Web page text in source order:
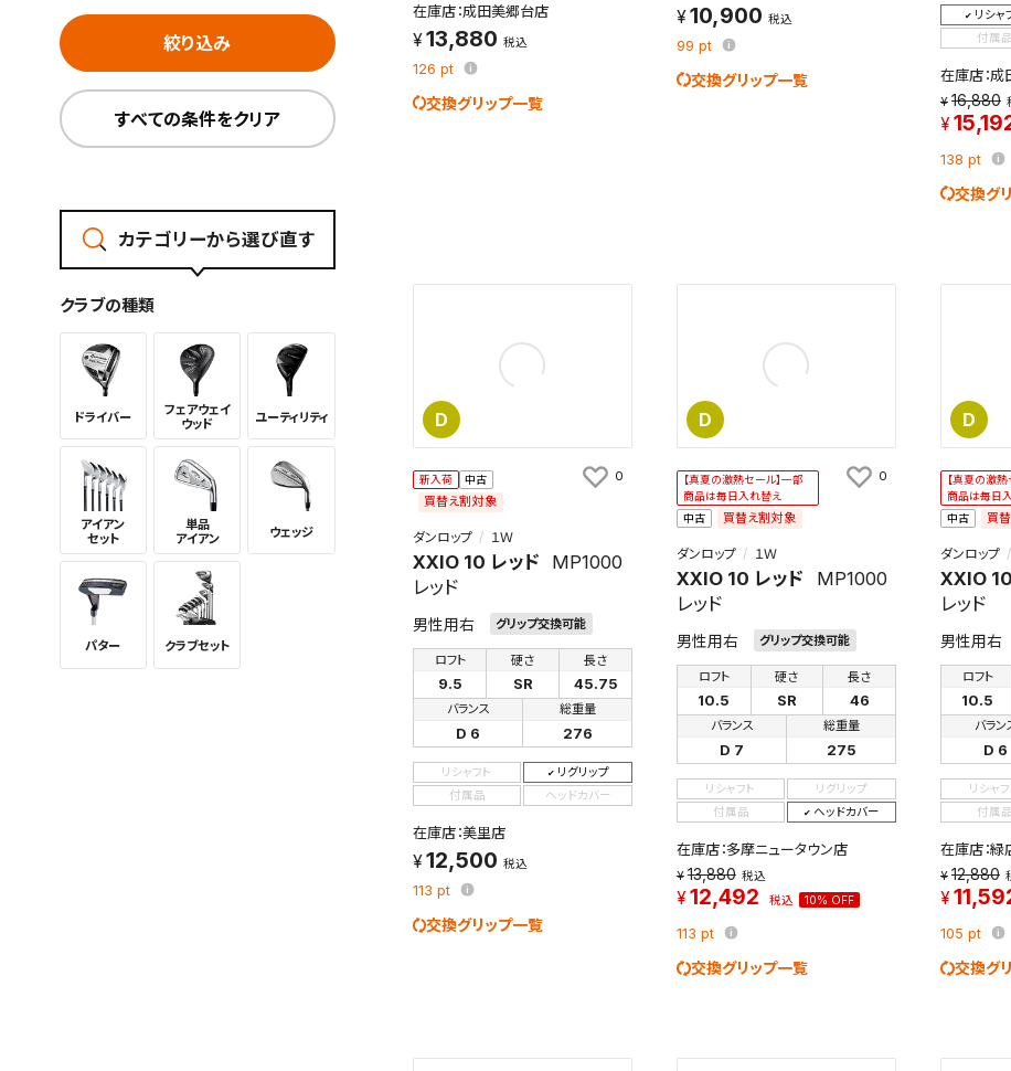
在庫店：成田美郷台店
13,880 税込
126 pt
交換グリップ一覧
10,900 税込
99 pt
交換グリップ一覧
リシャ
付属品
在庫店：
16,880
138 pt
交換グ
D
新入荷 中古
買替え割対象
ダンロップ １Ｗ
XXIO 10 レッド
MP1000
レッド
男性用右 グリップ交換可能
ロフト
9.5
硬さ
SR
長さ
45.75
バランス
D 6
総重量
276
リシャフト
リグリップ
付属品
ヘッドカバー
在庫店：美里店
12,500 税込
113 pt
交換グリップ一覧
0
D
【真夏の激熱セール】一部
商品は毎日入れ替え
中古
買替え割対象
ダンロップ １Ｗ
XXIO 10 レッド
MP1000
レッド
男性用右 グリップ交換可能
ロフト
10.5
硬さ
SR
長さ
46
バランス
D 7
総重量
275
リシャフト
リグリップ
付属品
ヘッドカバー
在庫店：多摩ニュータウン店
13,880 税込
12,492 税込 10% OFF
113 pt
交換グリップ一覧
0
D
【真夏の激
商品は毎日
中古
買
ダンロップ
XXIO
レッド
男性用右
ロフト
10.5
バラン
D 6
リシャフ
付属品
在庫店：緑
12,880
105 pt
交換グ
絞り込み
すべての条件をクリア
カテゴリーから選び直す
クラブの種類
ドライバー
フェアウェイ
ウッド
ユーティリティ
アイアン
セット
単品
アイアン
ウェッジ
パター クラブセット